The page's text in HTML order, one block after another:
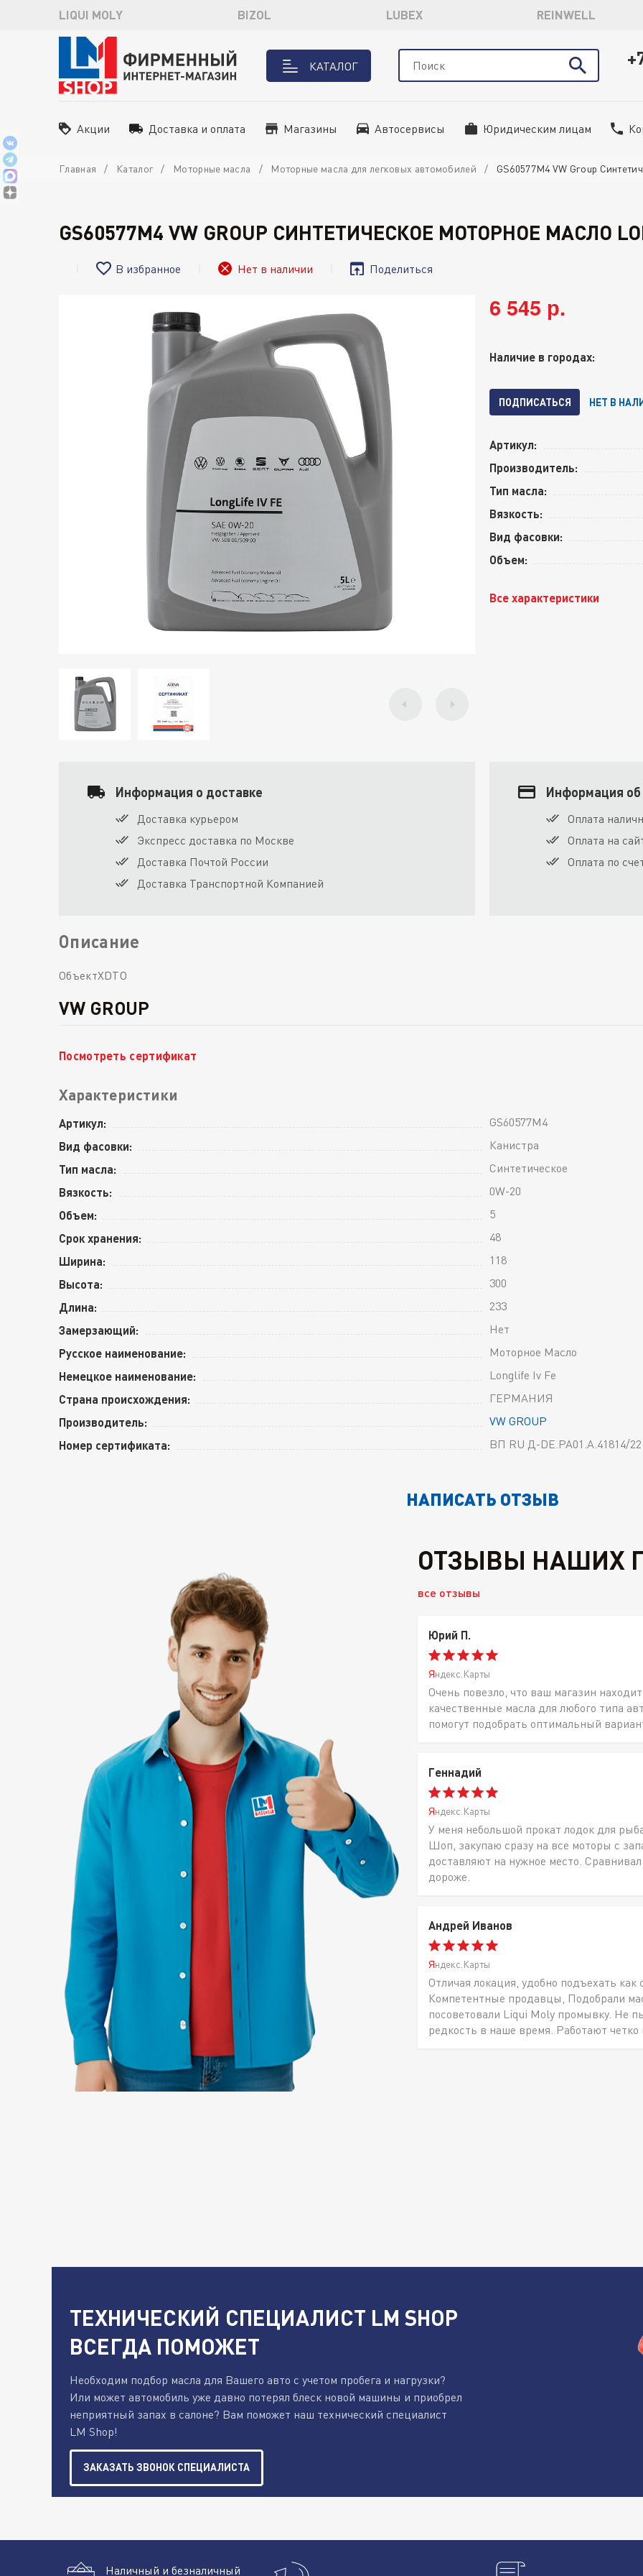
LIQUI MOLY BIZOL LUBEX REINWELL
КАТАЛОГ
Акции Доставка и оплата Магазины Автосервисы Юридическим лицам
Главная Каталог Моторные масла Моторные масла для легковых автомобилей GS60577M4 VW Group
GS60577M4 VW GROUP СИНТЕТИЧЕСКОЕ МОТОРНОЕ МАСЛО
В избранное Нет в наличии Поделиться
6 545 р.
Наличие в городах:
ПОДПИСАТЬСЯ НЕТ В
Артикул:
Производитель:
Тип масла:
Вязкость:
Вид фасовки:
Объем:
Все характеристики
Информация о доставке
Доставка курьером
Экспресс доставка по Москве
Доставка Почтой России
Доставка Транспортной Компанией
Информация об
Оплата
Оплата на
Оплата по
Описание
ОбъектXDTO
VW GROUP
Посмотреть сертификат
Характеристики
Артикул: GS60577M4
Вид фасовки: Канистра
Тип масла: Синтетическое
Вязкость: 0W-20
Объем: 5
Срок хранения: 48
Ширина: 118
Высота: 300
Длина: 233
Замерзающий: Нет
Русское наименование: Моторное Масло
Немецкое наименование: Longlife Iv Fe
Страна происхождения: ГЕРМАНИЯ
Производитель: VW GROUP
Номер сертификата: ВП RU Д-DE.РА01.А.41814/22
НАПИСАТЬ ОТЗЫВ
ОТЗЫВЫ НАШИХ
все отзывы
Юрий П.
Яндекс.Карты
Очень повезло, что ваш магазин
качественные масла для любого типа
помогут подобрать оптимальный
Геннадий
Яндекс.Карты
У меня небольшой прокат лодок для
Шоп, закупаю сразу на все моторы с
доставляют на нужное место.
дороже.
Андрей Иванов
Яндекс.Карты
Отличая локация, удобно подъехать
Компетентные продавцы, Подобрали
посоветовали Liqui Moly промывку. Не
редкость в наше время. Работают
ТЕХНИЧЕСКИЙ СПЕЦИАЛИСТ LM SHOP
ВСЕГДА ПОМОЖЕТ
Необходим подбор масла для Вашего авто с учетом пробега и нагрузки?
Или может автомобиль уже давно потерял блеск новой машины и приобрел
неприятный запах в салоне? Вам поможет наш технический специалист
LM Shop!
ЗАКАЗАТЬ ЗВОНОК СПЕЦИАЛИСТА
Наличный и безналичный